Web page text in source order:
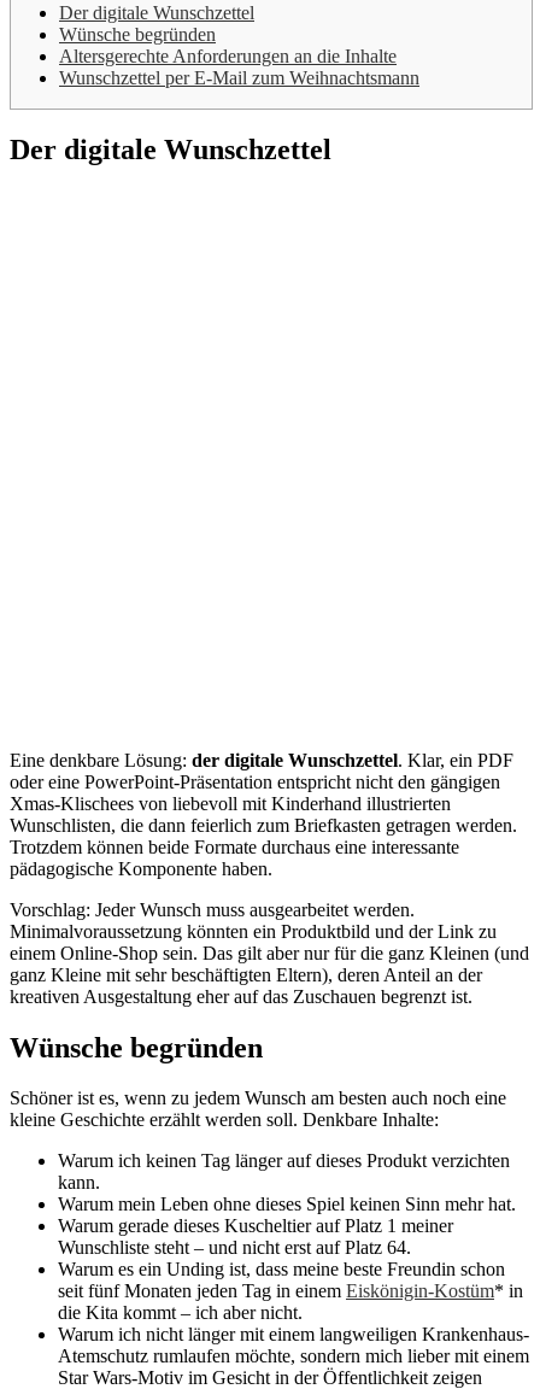
Der digitale Wunschzettel
Wünsche begründen
Altersgerechte Anforderungen an die Inhalte
Wunschzettel per E-Mail zum Weihnachtsmann
Der digitale Wunschzettel
Eine denkbare Lösung: der digitale Wunschzettel. Klar, ein PDF
oder eine PowerPoint-Präsentation entspricht nicht den gängigen
Xmas-Klischees von liebevoll mit Kinderhand illustrierten
Wunschlisten, die dann feierlich zum Briefkasten getragen werden.
Trotzdem können beide Formate durchaus eine interessante
pädagogische Komponente haben.
Vorschlag: Jeder Wunsch muss ausgearbeitet werden.
Minimalvoraussetzung könnten ein Produktbild und der Link zu
einem Online-Shop sein. Das gilt aber nur für die ganz Kleinen (und
ganz Kleine mit sehr beschäftigten Eltern), deren Anteil an der
kreativen Ausgestaltung eher auf das Zuschauen begrenzt ist.
Wünsche begründen
Schöner ist es, wenn zu jedem Wunsch am besten auch noch eine
kleine Geschichte erzählt werden soll. Denkbare Inhalte:
Warum ich keinen Tag länger auf dieses Produkt verzichten
kann.
Warum mein Leben ohne dieses Spiel keinen Sinn mehr hat.
Warum gerade dieses Kuscheltier auf Platz 1 meiner
Wunschliste steht – und nicht erst auf Platz 64.
Warum es ein Unding ist, dass meine beste Freundin schon
seit fünf Monaten jeden Tag in einem Eiskönigin-Kostüm* in
die Kita kommt – ich aber nicht.
Warum ich nicht länger mit einem langweiligen Krankenhaus-
Atemschutz rumlaufen möchte, sondern mich lieber mit einem
Star Wars-Motiv im Gesicht in der Öffentlichkeit zeigen